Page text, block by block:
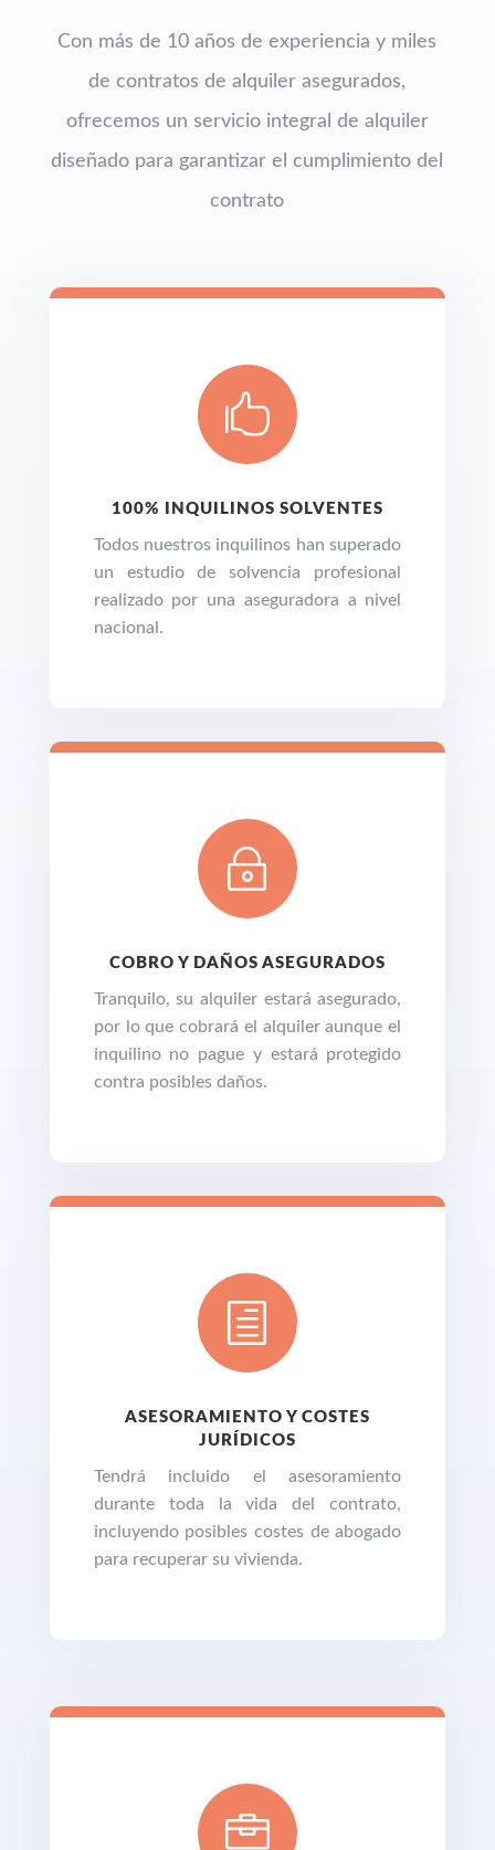
Con más de 10 años de experiencia y miles
de contratos de alquiler asegurados,
ofrecemos un servicio integral de alquiler
diseñado para garantizar el cumplimiento del
contrato

100% INQUILINOS SOLVENTES
Todos nuestros inquilinos han superado
un estudio de solvencia profesional
realizado por una aseguradora a nivel
nacional.
~
COBRO Y DAÑOS ASEGURADOS
Tranquilo, su alquiler estará asegurado,
por lo que cobrará el alquiler aunque el
inquilino no pague y estará protegido
contra posibles daños.
h
ASESORAMIENTO Y COSTES
JURÍDICOS
Tendrá incluido el asesoramiento
durante toda la vida del contrato,
incluyendo posibles costes de abogado
para recuperar su vivienda.
